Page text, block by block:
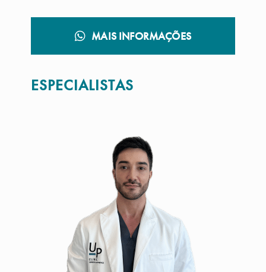
MAIS INFORMAÇÕES
ESPECIALISTAS